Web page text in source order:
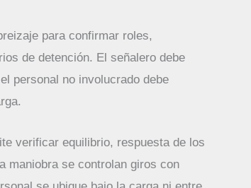
para confirmar roles,
de detención. El señalero debe
personal no involucrado debe
verificar equilibrio, respuesta de los
maniobra se controlan giros con